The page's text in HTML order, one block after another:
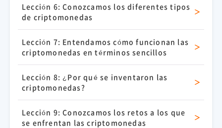
Lección 6: Conozcamos los diferentes tipos
de criptomonedas
Lección 7: Entendamos cómo funcionan las
criptomonedas en términos sencillos
Lección 8: ¿Por qué se inventaron las
criptomonedas?
Lección 9: Conozcamos los retos a los que
se enfrentan las criptomonedas